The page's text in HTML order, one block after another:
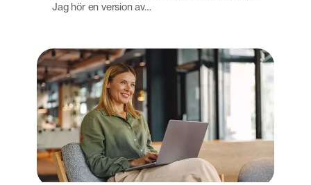
Jag hör en version av…